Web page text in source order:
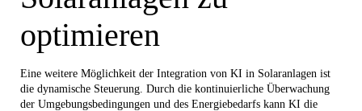
optimieren
Eine weitere Möglichkeit der Integration von KI in Solaranlagen ist
die dynamische Steuerung. Durch die kontinuierliche Überwachung
der Umgebungsbedingungen und des Energiebedarfs kann KI die